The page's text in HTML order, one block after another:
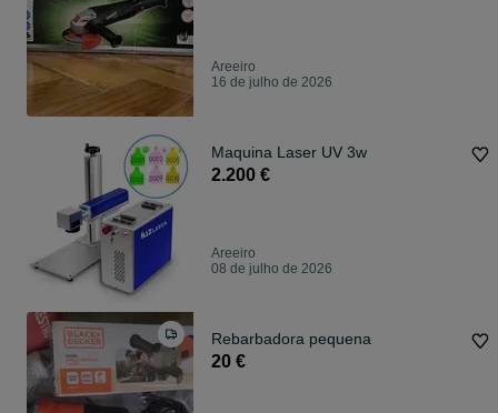
Areeiro
16 de julho de 2026
Maquina Laser UV 3w
2.200 €
Areeiro
08 de julho de 2026
Rebarbadora pequena
20 €